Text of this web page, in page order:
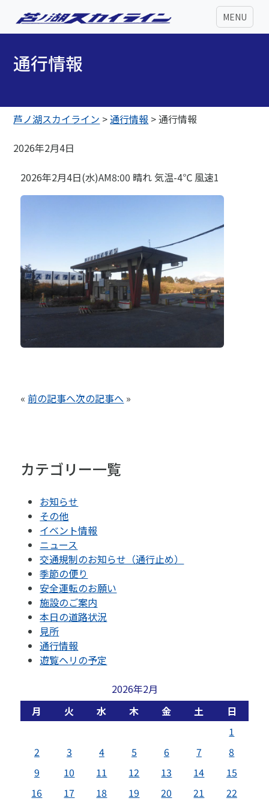
MENU
通行情報
芦ノ湖スカイライン >通行情報 >通行情報
2026年2月4日
2026年2月4日(水)AM8:00 晴れ 気温-4℃ 風速1
«前の記事へ次の記事へ »
カテゴリー一覧
お知らせ
その他
イベント情報
ニュース
交通規制のお知らせ（通行止め）
季節の便り
安全運転のお願い
施設のご案内
本日の道路状況
見所
通行情報
遊覧ヘリの予定
2026年2月
月
火 水 木 金 土
日
1
2
3 4 5 6 7
8
9
10 11 12 13 14
15
16
17 18 19 20 21
22